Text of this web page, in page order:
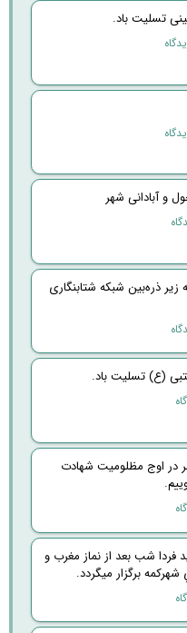
تسلیت باد.
و آبادانی شهر
زیر ذره‌بین شبکه شتابنگاری
(ع) تسلیت باد.
در اوج مظلومیت شهادت
فردا شب بعد از نماز مغرب و
برگزار میگردد.